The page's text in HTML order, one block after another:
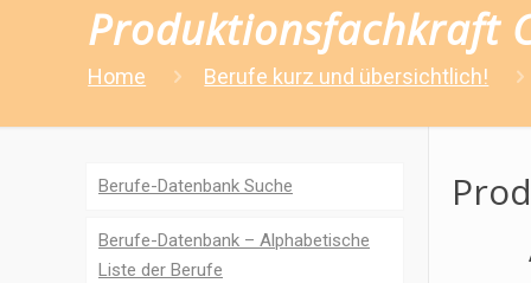
Produktionsfachkraft
Home Berufe kurz und übersichtlich!
Berufe-Datenbank Suche
Berufe-Datenbank – Alphabetische
Liste der Berufe